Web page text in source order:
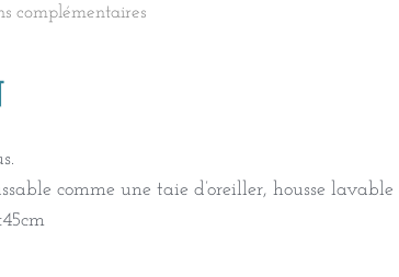
complémentaires
comme une taie d’oreiller, housse lavable